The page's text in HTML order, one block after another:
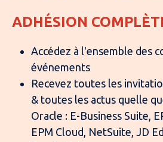
ADHÉSION
Accédez à l'ensemble des
événements
Recevez toutes les
& toutes les actus quelle
Oracle : E-Business Suite,
EPM Cloud, NetSuite, JD